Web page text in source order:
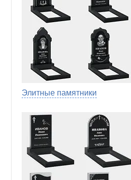
Элитные памятники